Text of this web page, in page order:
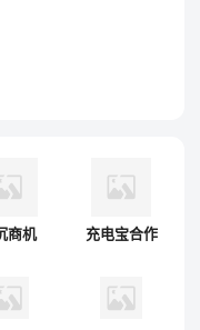
商机 充电宝合作